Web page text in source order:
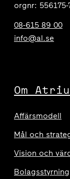
orgnr: 556175-
08-615 89 00
info@al.se
Om
Affärsmodell
Mål och
Vision och
Bolagsstyrning